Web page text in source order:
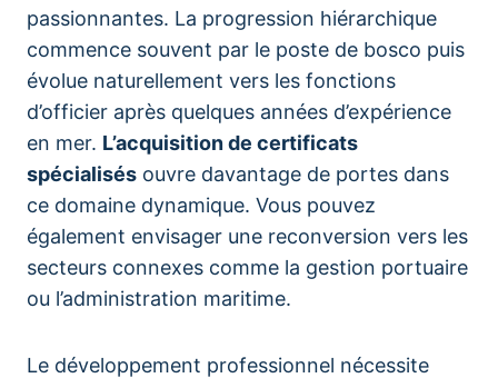
passionnantes. La progression hiérarchique
commence souvent par le poste de bosco puis
évolue naturellement vers les fonctions
d’officier après quelques années d’expérience
en mer. L’acquisition de certificats
spécialisés ouvre davantage de portes dans
ce domaine dynamique. Vous pouvez
également envisager une reconversion vers les
secteurs connexes comme la gestion portuaire
ou l’administration maritime.
Le développement professionnel nécessite